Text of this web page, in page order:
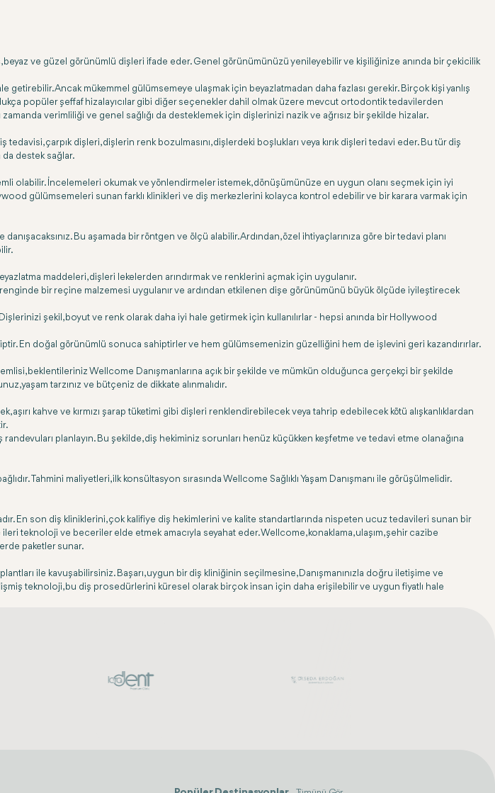
ve güzel görünümlü dişleri ifade eder. Genel görünümünüzü yenileyebilir ve kişiliğinize anında bir çekicilik
Ancak mükemmel gülümsemeye ulaşmak için beyazlatmadan daha fazlası gerekir. Birçok kişi yanlış
popüler şeffaf hizalayıcılar gibi diğer seçenekler dahil olmak üzere mevcut ortodontik tedavilerden
verimliliği ve genel sağlığı da desteklemek için dişlerinizi nazik ve ağrısız bir şekilde hizalar.
çarpık dişleri, dişlerin renk bozulmasını, dişlerdeki boşlukları veya kırık dişleri tedavi eder. Bu tür diş
da destek sağlar.
İncelemeleri okumak ve yönlendirmeler istemek, dönüşümünüze en uygun olanı seçmek için iyi
gülümsemeleri sunan farklı klinikleri ve diş merkezlerini kolayca kontrol edebilir ve bir karara varmak için
Bu aşamada bir röntgen ve ölçü alabilir. Ardından, özel ihtiyaçlarınıza göre bir tedavi planı
maddeleri, dişleri lekelerden arındırmak ve renklerini açmak için uygulanır.
bir reçine malzemesi uygulanır ve ardından etkilenen dişe görünümünü büyük ölçüde iyileştirecek
şekil, boyut ve renk olarak daha iyi hale getirmek için kullanılırlar - hepsi anında bir Hollywood
En doğal görünümlü sonuca sahiptirler ve hem gülümsemenizin güzelliğini hem de işlevini geri kazandırırlar.
beklentileriniz Wellcome Danışmanlarına açık bir şekilde ve mümkün olduğunca gerçekçi bir şekilde
yaşam tarzınız ve bütçeniz de dikkate alınmalıdır.
aşırı kahve ve kırmızı şarap tüketimi gibi dişleri renklendirebilecek veya tahrip edebilecek kötü alışkanlıklardan
planlayın. Bu şekilde, diş hekiminiz sorunları henüz küçükken keşfetme ve tedavi etme olanağına
Tahmini maliyetleri, ilk konsültasyon sırasında Wellcome Sağlıklı Yaşam Danışmanı ile görüşülmelidir.
En son diş kliniklerini, çok kalifiye diş hekimlerini ve kalite standartlarında nispeten ucuz tedavileri sunan bir
teknoloji ve beceriler elde etmek amacıyla seyahat eder. Wellcome, konaklama, ulaşım, şehir cazibe
paketler sunar.
ile kavuşabilirsiniz. Başarı, uygun bir diş kliniğinin seçilmesine, Danışmanınızla doğru iletişime ve
teknoloji, bu diş prosedürlerini küresel olarak birçok insan için daha erişilebilir ve uygun fiyatlı hale